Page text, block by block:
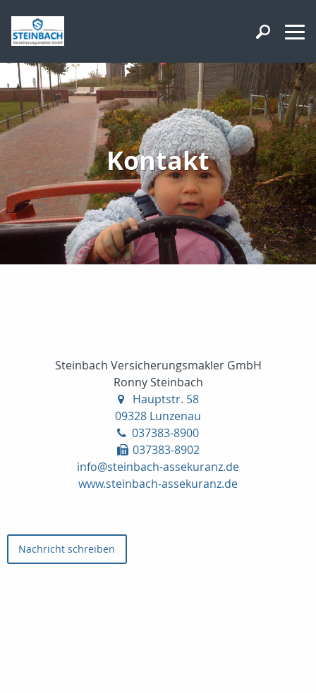
Kontakt
Steinbach Versicherungsmakler GmbH
Ronny Steinbach
Hauptstr. 58
09328 Lunzenau
037383-8900
037383-8902
info@steinbach-assekuranz.de
www.steinbach-assekuranz.de
Nachricht schreiben